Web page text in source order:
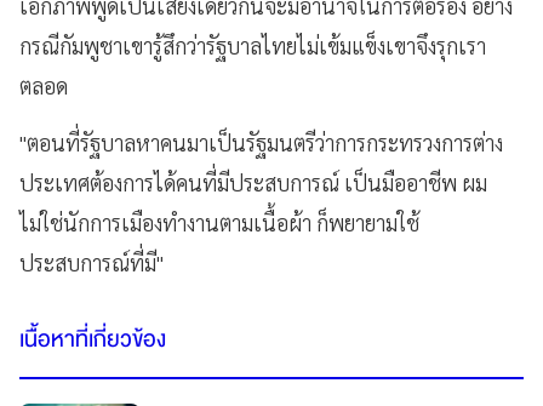
กรณีกัมพูชาเขารู้สึกว่ารัฐบาลไทยไม่เข้มแข็งเขาจึงรุกเรา
ตลอด
"ตอนที่รัฐบาลหาคนมาเป็นรัฐมนตรีว่าการกระทรวงการต่าง
ประเทศต้องการได้คนที่มีประสบการณ์ เป็นมืออาชีพ ผม
ไม่ใช่นักการเมืองทำงานตามเนื้อผ้า ก็พยายามใช้
ประสบการณ์ที่มี"
เนื้อหาที่เกี่ยวข้อง